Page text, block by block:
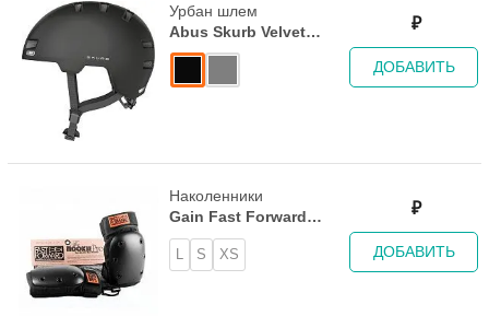
Урбан шлем
Abus Skurb Velvet
Black
₽
ДОБАВИТЬ
Наколенники
Gain Fast Forward
Rookie Pro Knee Pad
L S XS
₽
ДОБАВИТЬ